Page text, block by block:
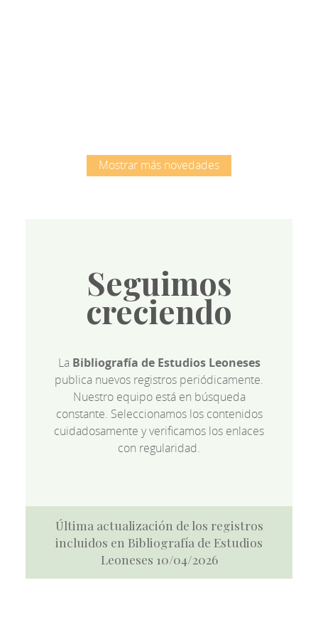
Mostrar más novedades
Seguimos
creciendo
La Bibliografía de Estudios Leoneses
publica nuevos registros periódicamente.
Nuestro equipo está en búsqueda
constante. Seleccionamos los contenidos
cuidadosamente y verificamos los enlaces
con regularidad.
Última actualización de los registros
incluidos en Bibliografía de Estudios
Leoneses 10/04/2026